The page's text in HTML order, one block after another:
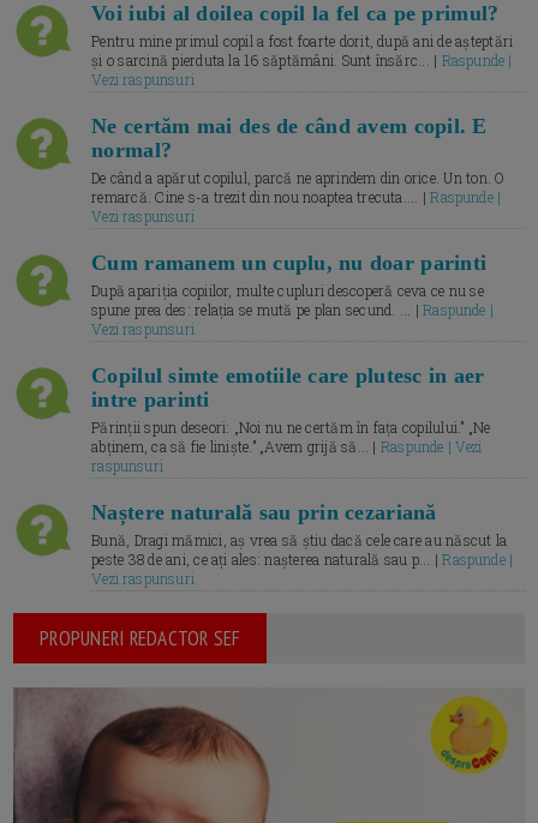
Voi iubi al doilea copil la fel ca pe primul?
Pentru mine primul copil a fost foarte dorit, după ani de așteptări
și o sarcină pierduta la 16 săptămâni. Sunt însărc... | Raspunde |
Vezi raspunsuri
Ne certăm mai des de când avem copil. E
normal?
De când a apărut copilul, parcă ne aprindem din orice. Un ton. O
remarcă. Cine s-a trezit din nou noaptea trecuta.... |Raspunde |
Vezi raspunsuri
Cum ramanem un cuplu, nu doar parinti
După apariția copiilor, multe cupluri descoperă ceva ce nu se
spune prea des: relația se mută pe plan secund. ... |Raspunde |
Vezi raspunsuri
Copilul simte emotiile care plutesc in aer
intre parinti
Părinții spun deseori: „Noi nu ne certăm în fața copilului.” „Ne
abținem, ca să fie liniște.” „Avem grijă să... | Raspunde | Vezi
raspunsuri
Naștere naturală sau prin cezariană
Bună, Dragi mămici, aș vrea să știu dacă cele care au născut la
peste 38 de ani, ce ați ales: nașterea naturală sau p... |Raspunde |
Vezi raspunsuri
PROPUNERI REDACTOR SEF